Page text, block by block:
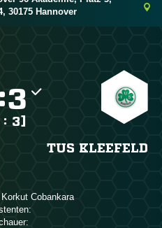
30175 Hannover
:
: 3]
TUS KLEEFELD
 